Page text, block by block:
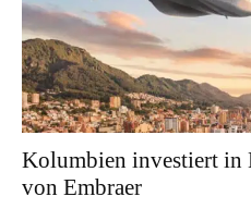
Kolumbien investiert
von Embraer